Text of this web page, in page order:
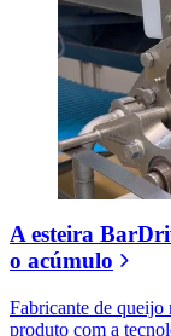
A esteira
o acúmulo
Fabricante de queijo
produto com a